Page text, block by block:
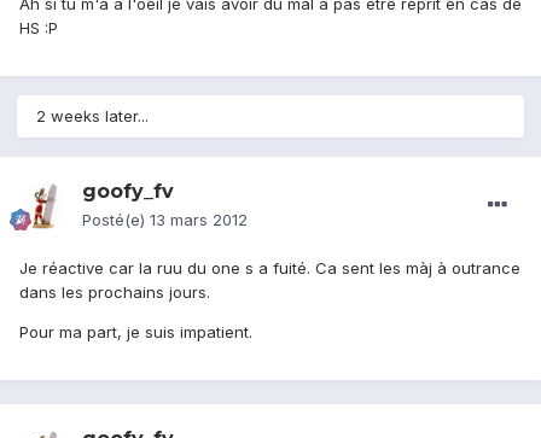
Ah si tu m'a a l'oeil je vais avoir du mal à pas etre reprit en cas de
HS :P
2 weeks later...
goofy_fv
Posté(e) 13 mars 2012
Je réactive car la ruu du one s a fuité. Ca sent les màj à outrance
dans les prochains jours.
Pour ma part, je suis impatient.